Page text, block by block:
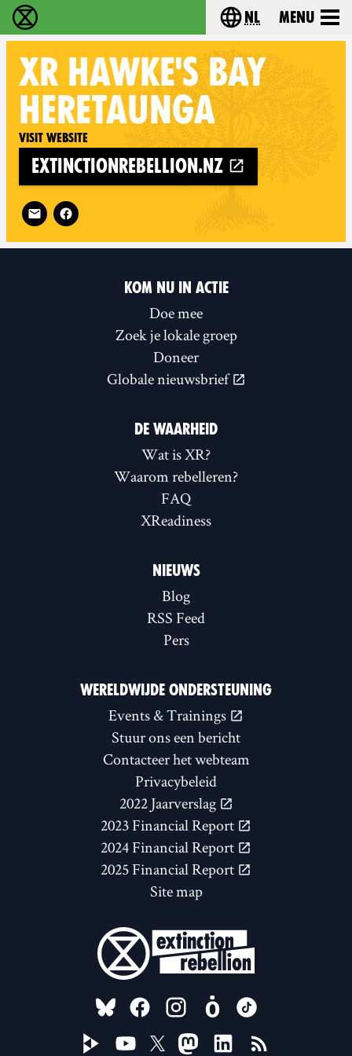
Extinction Rebellion - Home Choose your
nl Menu
XR HAWKE'S BAY
HERETAUNGA
Visit website
extinctionrebellion.nz
Follow XR Hawke's Bay Heretaunga on
KOM NU IN ACTIE
Doe mee
Zoek je lokale groep
Doneer
Globale nieuwsbrief
DE WAARHEID
Wat is XR?
Waarom rebelleren?
FAQ
XReadiness
NIEUWS
Blog
RSS Feed
Pers
WERELDWIJDE ONDERSTEUNING
Events & Trainings
Stuur ons een bericht
Contacteer het webteam
Privacybeleid
2022 Jaarverslag
2023 Financial Report
2024 Financial Report
2025 Financial Report
Site map
FOLLOW US ON